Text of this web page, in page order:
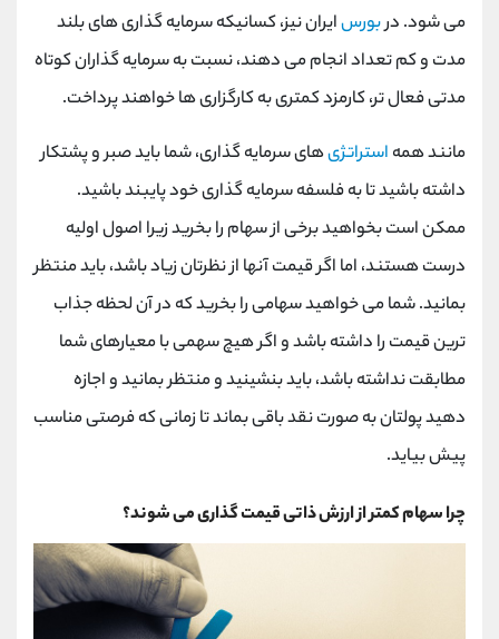
می شود. دربورسایران نیز، کسانیکه سرمایه گذاری های بلند
مدت و کم تعداد انجام می دهند، نسبت به سرمایه گذاران کوتاه
مدتی فعال تر، کارمزد کمتری به کارگزاری ها خواهند پرداخت.
مانند همه استراتژیهای سرمایه گذاری، شما باید صبر و پشتکار
داشته باشید تا به فلسفه سرمایه گذاری خود پایبند باشید.
ممکن است بخواهید برخی از سهام را بخرید زیرا اصول اولیه
درست هستند، اما اگر قیمت آنها از نظرتان زیاد باشد، باید منتظر
بمانید. شما می خواهید سهامی را بخرید که در آن لحظه جذاب
ترین قیمت را داشته باشد و اگر هیچ سهمی با معیارهای شما
مطابقت نداشته باشد، باید بنشینید و منتظر بمانید و اجازه
دهید پولتان به صورت نقد باقی بماند تا زمانی که فرصتی مناسب
پیش بیاید.
چرا سهام کمتر از ارزش ذاتی قیمت گذاری می شوند؟